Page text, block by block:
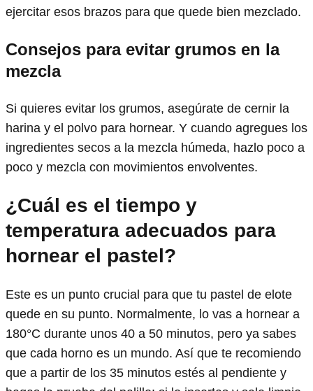
ejercitar esos brazos para que quede bien mezclado.
Consejos para evitar grumos en la
mezcla
Si quieres evitar los grumos, asegúrate de cernir la
harina y el polvo para hornear. Y cuando agregues los
ingredientes secos a la mezcla húmeda, hazlo poco a
poco y mezcla con movimientos envolventes.
¿Cuál es el tiempo y
temperatura adecuados para
hornear el pastel?
Este es un punto crucial para que tu pastel de elote
quede en su punto. Normalmente, lo vas a hornear a
180°C durante unos 40 a 50 minutos, pero ya sabes
que cada horno es un mundo. Así que te recomiendo
que a partir de los 35 minutos estés al pendiente y